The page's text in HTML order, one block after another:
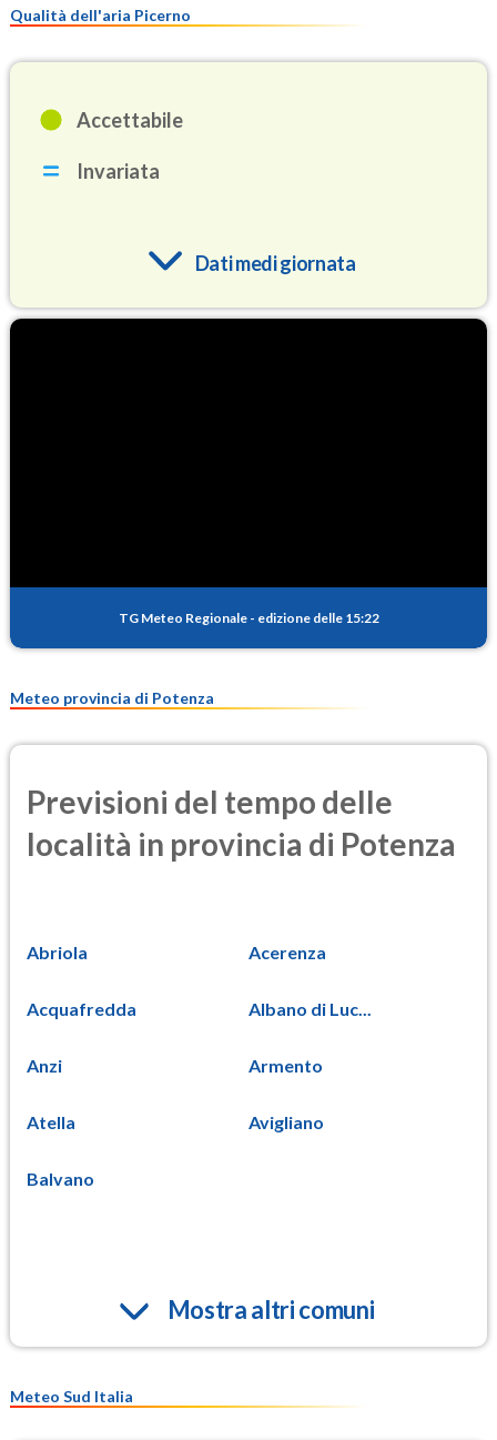
Qualità dell'aria Picerno
Accettabile
Invariata
Dati medi giornata
PM25
TG Meteo Regionale - edizione delle 15:22
Meteo provincia di Potenza
Previsioni del tempo delle
località in provincia di Potenza
Abriola Acerenza
Acquafredda Albano di Luc...
Anzi Armento
Atella Avigliano
Balvano
Mostra altri comuni
Meteo Sud Italia